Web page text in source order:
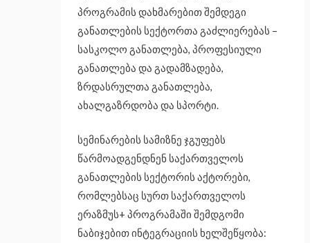
პროგრამის დახმარებით შემდეგი
განათლების სექტორთა გაძლიერებას –
სასკოლო განათლება, პროფესიული
განათლება და გადამზადება,
ზრდასრულთა განათლება,
ახალგაზრდობა და სპორტი.
სემინარების სამიზნე ჯგუფებს
წარმოადგენდნენ საქართველოს
განათლების სექტორის აქტორები,
რომლებსაც სურთ საქართველოს
ერაზმუს+ პროგრამაში შემდგომი
ნაბიჯებით ინტეგრაციის ხელშეწყობა: